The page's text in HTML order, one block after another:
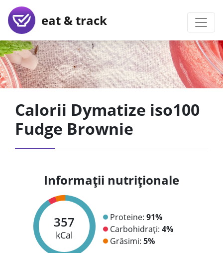
eat & track
Calorii Dymatize iso100
Fudge Brownie
Informații nutriționale
357
kCal
Proteine: 91%
Carbohidrați: 4%
Grăsimi: 5%